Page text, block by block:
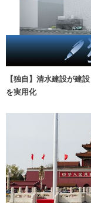
【独自】清水建設が建
を実用化